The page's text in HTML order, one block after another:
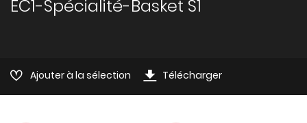
EC1-Spécialité-Basket S1
Ajouter à la sélection Télécharger